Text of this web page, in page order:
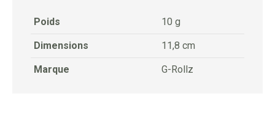
Poids 10 g
Dimensions 11,8 cm
Marque G-Rollz